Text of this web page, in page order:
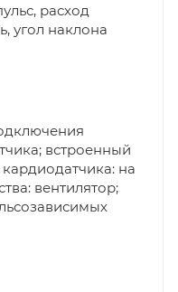
расход
угол наклона
встроенный
на
вентилятор;